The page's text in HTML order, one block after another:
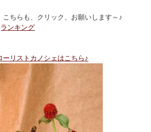
こちらも、クリック、お願いします～♪
ンキング
リストカノシェはこちら♪